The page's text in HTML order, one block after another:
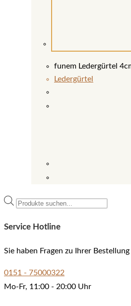
funem Ledergürtel
Ledergürtel
Products
Service Hotline
Sie haben Fragen zu Ihrer
0151 - 75000322
Mo-Fr, 11:00 - 20:00 Uhr